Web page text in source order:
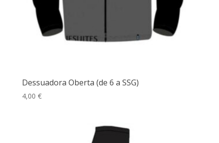
Dessuadora Oberta (de 6 a SSG)
4,00 €